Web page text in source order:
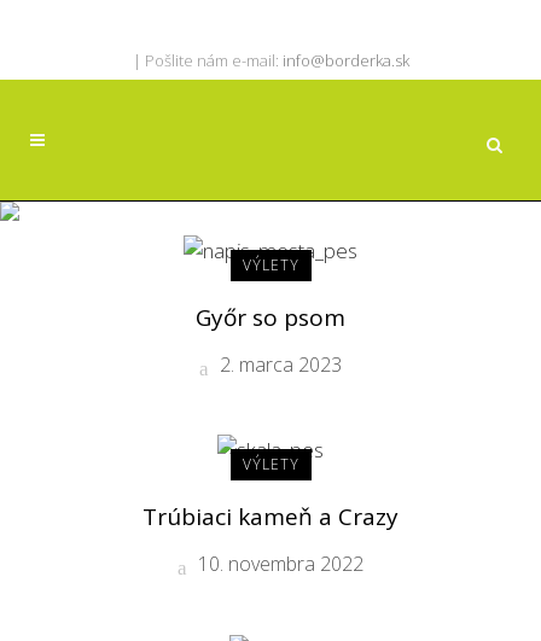
| Pošlite nám e-mail: info@borderka.sk
VÝLETY
Győr so psom
2. marca 2023
VÝLETY
Trúbiaci kameň a Crazy
10. novembra 2022